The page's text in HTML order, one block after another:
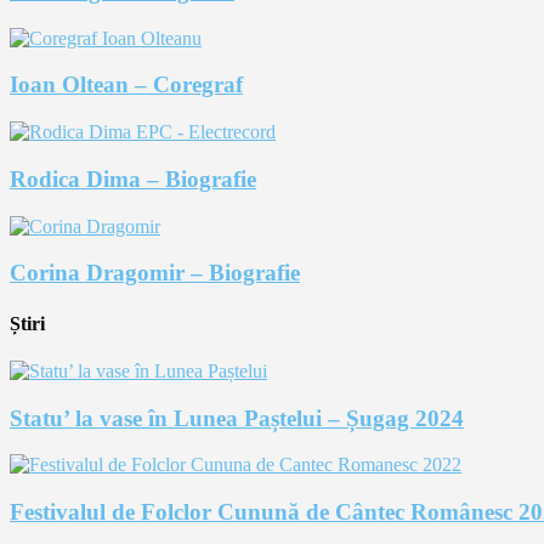
Ioan Oltean – Coregraf
Rodica Dima – Biografie
Corina Dragomir – Biografie
Știri
Statu’ la vase în Lunea Paștelui – Șugag 2024
Festivalul de Folclor Cunună de Cântec Românesc